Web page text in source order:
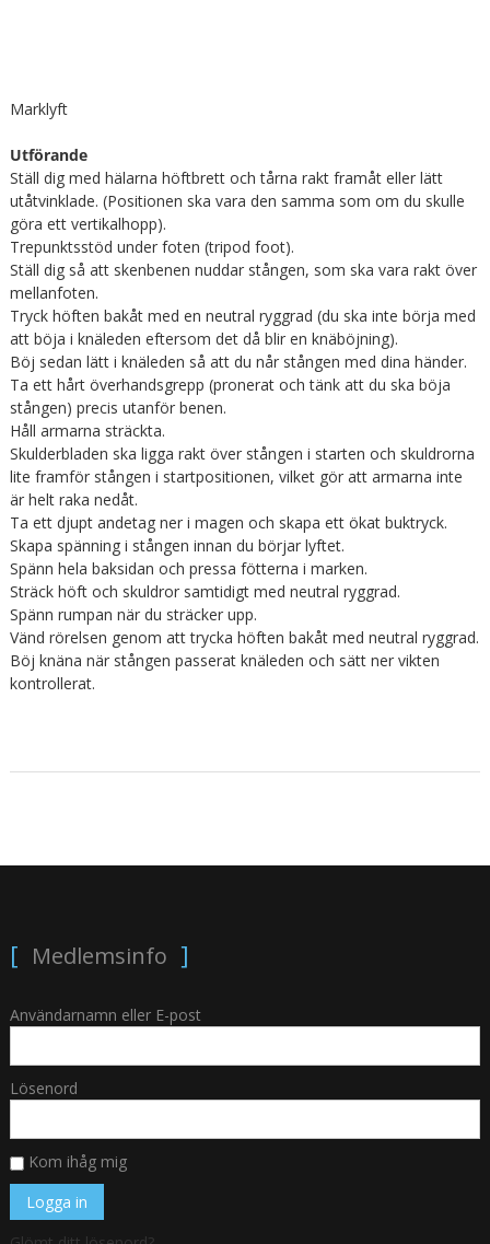
Marklyft
Utförande
Ställ dig med hälarna höftbrett och tårna rakt framåt eller lätt
utåtvinklade. (Positionen ska vara den samma som om du skulle
göra ett vertikalhopp).
Trepunktsstöd under foten (tripod foot).
Ställ dig så att skenbenen nuddar stången, som ska vara rakt över
mellanfoten.
Tryck höften bakåt med en neutral ryggrad (du ska inte börja med
att böja i knäleden eftersom det då blir en knäböjning).
Böj sedan lätt i knäleden så att du når stången med dina händer.
Ta ett hårt överhandsgrepp (pronerat och tänk att du ska böja
stången) precis utanför benen.
Håll armarna sträckta.
Skulderbladen ska ligga rakt över stången i starten och skuldrorna
lite framför stången i startpositionen, vilket gör att armarna inte
är helt raka nedåt.
Ta ett djupt andetag ner i magen och skapa ett ökat buktryck.
Skapa spänning i stången innan du börjar lyftet.
Spänn hela baksidan och pressa fötterna i marken.
Sträck höft och skuldror samtidigt med neutral ryggrad.
Spänn rumpan när du sträcker upp.
Vänd rörelsen genom att trycka höften bakåt med neutral ryggrad.
Böj knäna när stången passerat knäleden och sätt ner vikten
kontrollerat.
Medlemsinfo
Användarnamn eller E-post
Lösenord
Kom ihåg mig